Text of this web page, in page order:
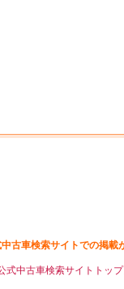
古車検索サイトでの掲載
式中古車検索サイトトップ